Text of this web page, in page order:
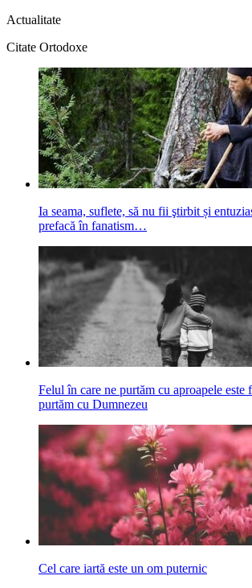
Actualitate
Citate Ortodoxe
Ia seama, suflete, să nu fii ştirbit și
prefacă în fanatism…
Felul în care ne purtăm cu aproapele este
purtăm cu Dumnezeu
Cel care iartă este un om puternic